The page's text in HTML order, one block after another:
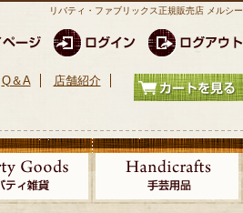
リバティ・ファブリックス正規販売店 メルシー
Q＆A 店舗紹介